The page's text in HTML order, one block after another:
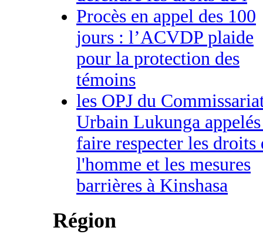
Procès en appel des 100
jours : l’ACVDP plaide
pour la protection des
témoins
les OPJ du
Urbain Lukunga
faire respecter les droits
l'homme et les mesures
barrières à Kinshasa
Région